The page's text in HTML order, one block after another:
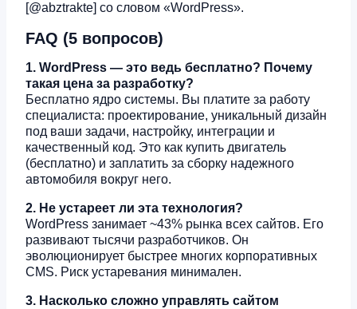
[@abztrakte] со словом «WordPress».
FAQ (5 вопросов)
1. WordPress — это ведь бесплатно? Почему
такая цена за разработку?
Бесплатно ядро системы. Вы платите за работу
специалиста: проектирование, уникальный дизайн
под ваши задачи, настройку, интеграции и
качественный код. Это как купить двигатель
(бесплатно) и заплатить за сборку надежного
автомобиля вокруг него.
2. Не устареет ли эта технология?
WordPress занимает ~43% рынка всех сайтов. Его
развивают тысячи разработчиков. Он
эволюционирует быстрее многих корпоративных
CMS. Риск устаревания минимален.
3. Насколько сложно управлять сайтом